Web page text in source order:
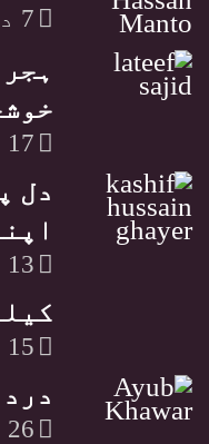
7 دسمبر, 2019
17 فروری, 2026
دل
13 جون, 2020
15 فروری, 2023
26 مئی, 2020